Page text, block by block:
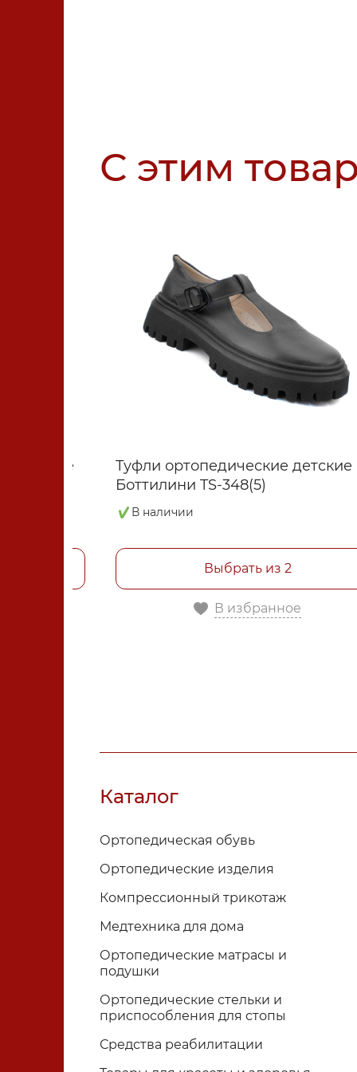
С этим
Туфли ортопедические детские
Боттилини TS-348(5)
В наличии
Выбрать из 2
В избранное
Каталог
Ортопедическая обувь
Ортопедические изделия
Компрессионный трикотаж
Медтехника для дома
Ортопедические матрасы и
подушки
Ортопедические стельки и
приспособления для стопы
Средства реабилитации